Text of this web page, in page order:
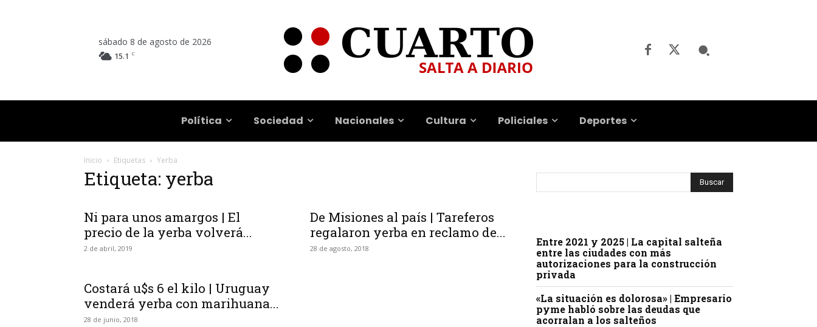
sábado 8 de agosto de 2026
15.1 C
Política Sociedad Nacionales Cultura Policiales Deportes
Inicio Etiquetas Yerba
Etiqueta: yerba
Ni para unos amargos | El
precio de la yerba volverá...
2 de abril, 2019
De Misiones al país | Tareferos
regalaron yerba en reclamo de...
28 de agosto, 2018
Costará u$s 6 el kilo | Uruguay
venderá yerba con marihuana...
28 de junio, 2018
Entre 2021 y 2025 | La capital salteña
entre las ciudades con más
autorizaciones para la construcción
privada
«La situación es dolorosa» | Empresario
pyme habló sobre las deudas que
acorralan a los salteños